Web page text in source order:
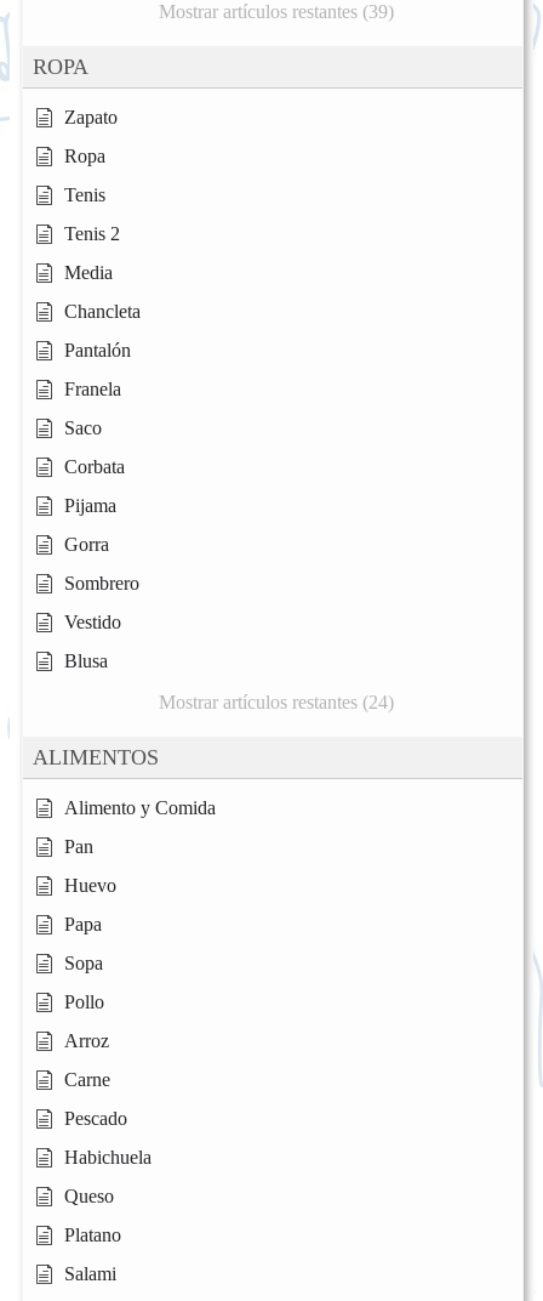
Mostrar artículos restantes (39)
ROPA
Zapato
Ropa
Tenis
Tenis 2
Media
Chancleta
Pantalón
Franela
Saco
Corbata
Pijama
Gorra
Sombrero
Vestido
Blusa
Mostrar artículos restantes (24)
ALIMENTOS
Alimento y Comida
Pan
Huevo
Papa
Sopa
Pollo
Arroz
Carne
Pescado
Habichuela
Queso
Platano
Salami